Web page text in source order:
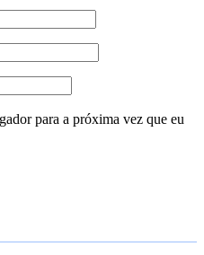
para a próxima vez que eu